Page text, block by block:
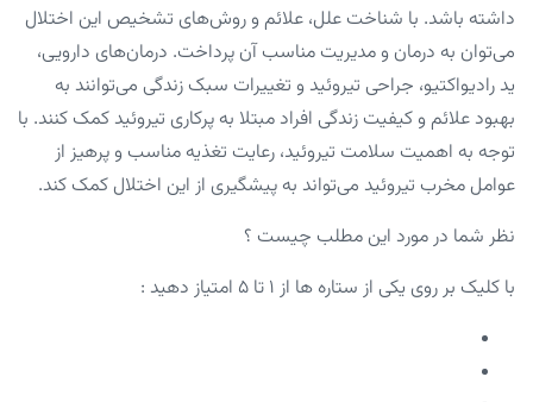
داشته باشد. با شناخت علل، علائم و روش‌های تشخیص این اختلال
می‌توان به درمان و مدیریت مناسب آن پرداخت. درمان‌های دارویی،
ید رادیواکتیو، جراحی تیروئید و تغییرات سبک زندگی می‌توانند به
بهبود علائم و کیفیت زندگی افراد مبتلا به پرکاری تیروئید کمک کنند. با
توجه به اهمیت سلامت تیروئید، رعایت تغذیه مناسب و پرهیز از
عوامل مخرب تیروئید می‌تواند به پیشگیری از این اختلال کمک کند.
نظر شما در مورد این مطلب چیست ؟
با کلیک بر روی یکی از ستاره ها از ۱ تا ۵ امتیاز دهید :